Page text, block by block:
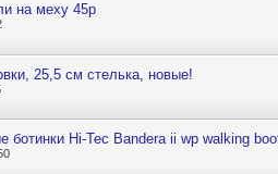
на меху 45р
25,5 см стелька, новые!
ботинки Hi-Tec Bandera ii wp walking